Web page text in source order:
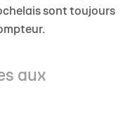
sont toujours
aux